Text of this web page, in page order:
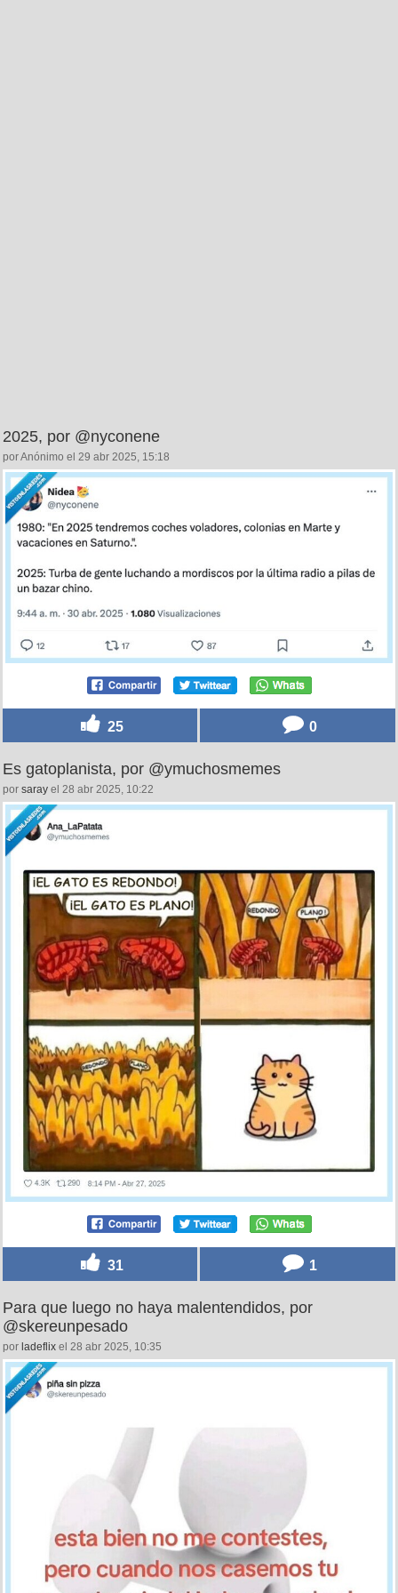
2025, por @nyconene
por Anónimo el 29 abr 2025, 15:18
25 0
Es gatoplanista, por @ymuchosmemes
por saray el 28 abr 2025, 10:22
31 1
Para que luego no haya malentendidos, por
@skereunpesado
por ladeflix el 28 abr 2025, 10:35